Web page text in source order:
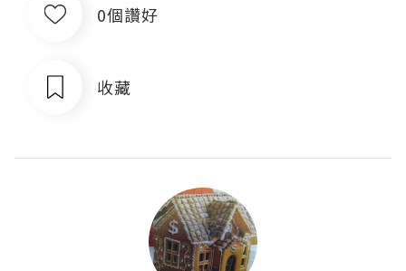
0個讚好
收藏